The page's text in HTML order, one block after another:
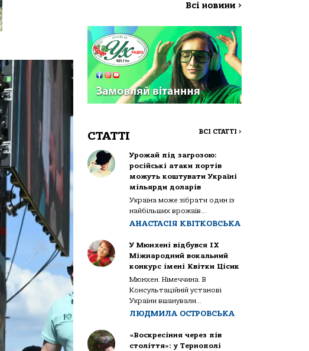
Всі новини >
СТАТТІ ВСІ СТАТТІ >
Урожай під загрозою:
російські атаки портів
можуть коштувати Україні
мільярди доларів
Україна може зібрати один із
найбільших врожаїв...
АНАСТАСІЯ КВІТКОВСЬКА
У Мюнхені відбувся IX
Міжнародний вокальний
конкурс імені Квітки Цісик
Мюнхен. Німеччина. В
Консультаційній установі
України вшанували...
ЛЮДМИЛА ОСТРОВСЬКА
«Воскресіння через пів
століття»: у Тернополі